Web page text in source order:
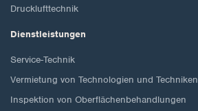
Drucklufttechnik
Dienstleistungen
Service-Technik
Vermietung von Technologien und Techniken
Inspektion von Oberflächenbehandlungen